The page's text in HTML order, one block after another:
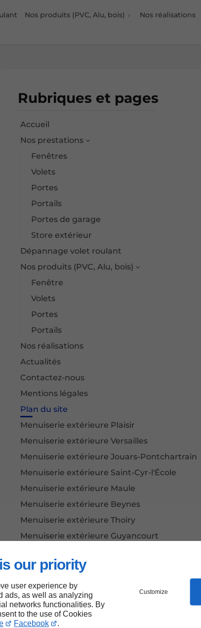
our priority
user experience by
ads, as well as analyzing
networks functionalities. By
to the use of Cookies
Facebook .
Customize
Nos produits (PVC, Alu, bois)
Nos réalisations
Rubriques et pages
Accueil
Nos prestations
Fenêtres
Volets
Portes
Portails
Portes de garage
Store extérieur
Dépannage volet roulant
Nos produits (PVC, Alu, bois)
Fenêtre
Volets
Portes
Portails
Nos réalisations
Actualités
Contactez-nous
Mentions légales
Plan du site
Menuiserie extérieure Plaisir
Menuiserie extérieure Versailles
Menuiserie extérieure Jouars-Pontchartrain
Menuiserie extérieure Saint-Cyr-l'École
Menuiserie extérieure Maule
Menuiserie extérieure Beynes
Menuiserie extérieure Thoiry
Menuiserie extérieure Guyancourt
Menuiserie extérieure Saint-Germain-en-
Fabricant de fenêtres Plaisir
Fabricant de fenêtres Versailles
Fabricant de fenêtres Jouars-Pontchartrain